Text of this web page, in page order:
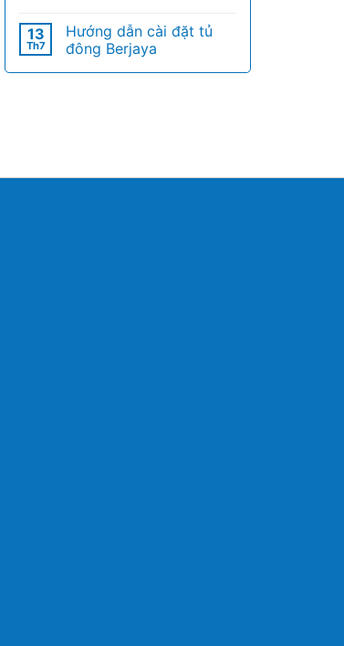
13
Th7
Hướng dẫn cài đặt tủ
đông Berjaya